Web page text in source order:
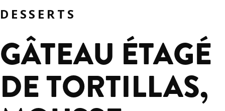
DESSERTS
GÂTEAU ÉTAGÉ
DE TORTILLAS,